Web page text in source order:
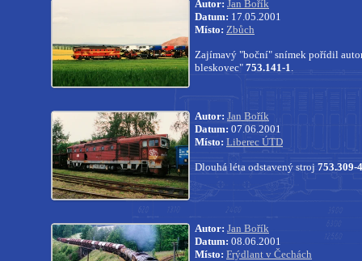
Autor: Jan Bořík
Datum: 17.05.2001
Místo: Zbůch
Zajímavý "boční" snímek pořídil
bleskovec" 753.141-1.
Autor: Jan Bořík
Datum: 07.06.2001
Místo: Liberec ÚTD
Dlouhá léta odstavený stroj 753.309-4
Autor: Jan Bořík
Datum: 08.06.2001
Místo: Frýdlant v Čechách